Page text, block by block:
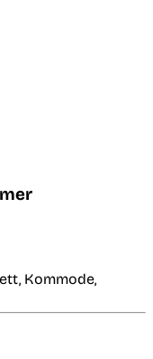
Kommode,